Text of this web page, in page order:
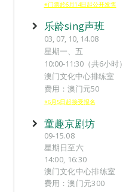
※门票於6月14日起公开发售
乐龄sing声班
03, 07, 10, 14.08
星期一、五
10:00-11:30（共6小时）
澳门文化中心排练室
费用：澳门元50
※6月5日起接受报名
童趣京剧坊
09-15.08
星期日至六
14:00, 16:30
澳门文化中心排练室
费用：澳门元300